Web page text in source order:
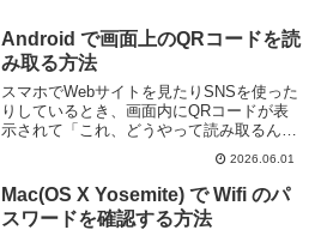
Android で画面上のQRコードを読
み取る方法
スマホでWebサイトを見たりSNSを使った
りしているとき、画面内にQRコードが表
示されて「これ、どうやって読み取るんだ
ろう？」と困ったことはありませんか？
別にカメラを用意しなきゃいけないのか
な……と思いがちですが、実はそんな必要
はありませ...
2026.06.01
Mac(OS X Yosemite) で Wifi のパ
スワードを確認する方法